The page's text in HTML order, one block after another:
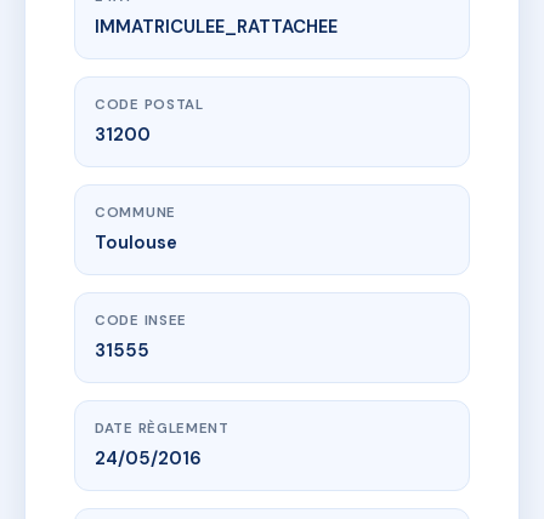
www.vme.plus/AC6566038
LES ASTURIES
14 r de l'abbe naudin
IMMATRICULEE_RATTACHEE
CODE POSTAL
31200
COMMUNE
Toulouse
CODE INSEE
31555
DATE RÈGLEMENT
24/05/2016